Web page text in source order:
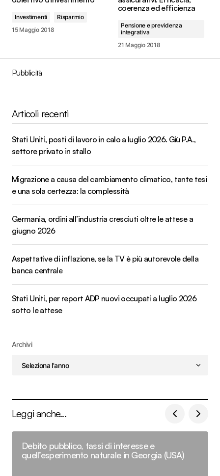
Investimenti
Risparmio
15 Maggio 2018
coerenza ed efficienza
Pensione e previdenza
integrativa
21 Maggio 2018
Pubblicità
Articoli recenti
Stati Uniti, posti di lavoro in calo a luglio 2026. Giù P.A.,
settore privato in stallo
Migrazione a causa del cambiamento climatico, tante tesi
e una sola certezza: la complessità
Germania, ordini all’industria cresciuti oltre le attese a
giugno 2026
Aspettative di inflazione, se la TV è più autorevole della
banca centrale
Stati Uniti, per report ADP nuovi occupati a luglio 2026
sotto le attese
Archivi
Leggi anche...
Debito pubblico, tassi di interesse e
quell’esperimento naturale in Georgia (USA)